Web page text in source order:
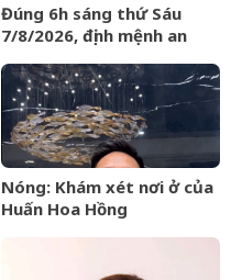
Đúng 6h sáng thứ Sáu
7/8/2026, định mệnh an
như cá chép hóa rồng,
giàu có lên bất chấp
Nóng: Khám xét nơi ở của
Huấn Hoa Hồng